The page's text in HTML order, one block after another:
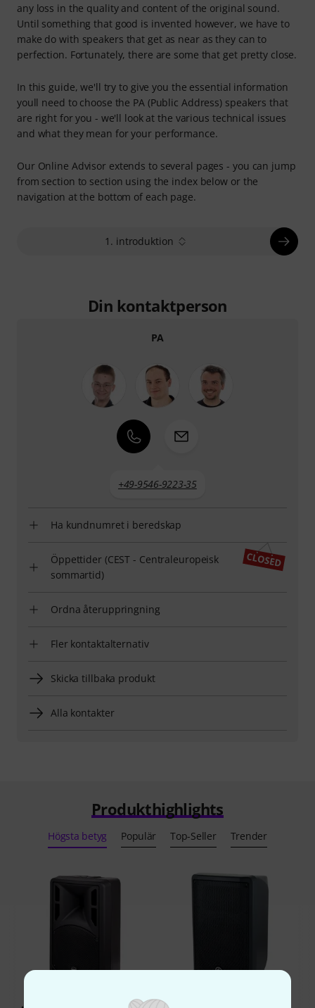
any loss in the quality and content of the original sound.
Until something that good is invented however, we have to
make do with speakers that get as near as they can to
perfection. Fortunately, there are some that get pretty close.
In this guide, we'll try to give you the essential information
youll need to choose the PA (Public Address) speakers that
are right for you - we'll look at the various technical issues
and what they mean for your performance.
Our Online Advisor extends to several pages - you can jump
from section to section using the index below or the
navigation at the bottom of each page.
1. introduktion
Din kontaktperson
PA
+49-9546-9223-35
Ha kundnumret i beredskap
Öppettider (CEST - Centraleuropeisk
sommartid)
Ordna återuppringning
Fler kontaktalternativ
Skicka tillbaka produkt
Alla kontakter
Produkthighlights
Högsta betyg Populär Top-Seller Trender